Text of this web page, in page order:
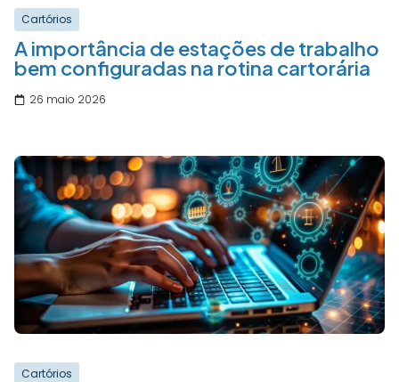
Cartórios
A importância de estações de trabalho
bem configuradas na rotina cartorária
26 maio 2026
Cartórios